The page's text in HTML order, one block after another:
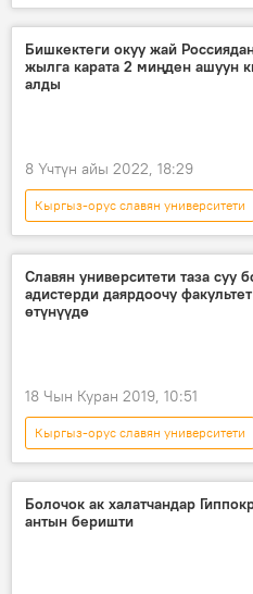
Борис Ельцин
ЖОЖ
студент
Бишкектеги окуу жай
жылга карата 2 миңден ашуун
алды
8 Үчтүн айы 2022, 18:29
Кыргыз-орус славян университети
Жаңы жыл
китеп
Россия
Славян университети таза суу
адистерди даярдоочу
өтүнүүдө
18 Чын Куран 2019, 10:51
Кыргыз-орус славян университети
Кыргызстан
Жаңылыктар
Болочок ак халатчандар
антын беришти